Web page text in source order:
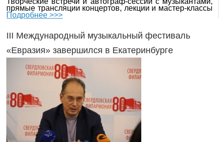
прямые трансляции концертов, лекции и мастер-классы
Подробнее >>>
III Международный музыкальный фестиваль
«Евразия» завершился в Екатеринбурге